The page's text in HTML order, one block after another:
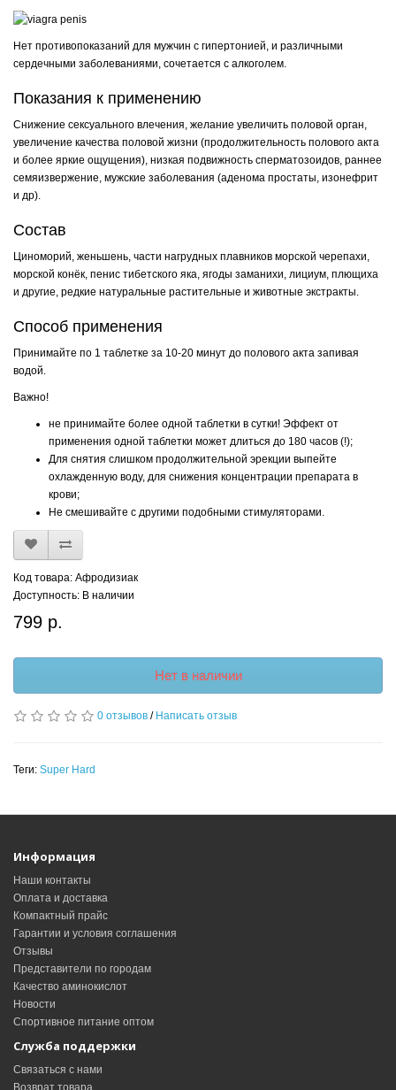
Нет противопоказаний для мужчин с гипертонией, и различными
сердечными заболеваниями, сочетается с алкоголем.
Показания к применению
Снижение сексуального влечения, желание увеличить половой орган,
увеличение качества половой жизни (продолжительность полового акта
и более яркие ощущения), низкая подвижность сперматозоидов, раннее
семяизвержение, мужские заболевания (аденома простаты, изонефрит
и др).
Состав
Циноморий, женьшень, части нагрудных плавников морской черепахи,
морской конёк, пенис тибетского яка, ягоды заманихи, лициум, плющиха
и другие, редкие натуральные растительные и животные экстракты.
Способ применения
Принимайте по 1 таблетке за 10-20 минут до полового акта запивая
водой.
Важно!
не принимайте более одной таблетки в сутки! Эффект от
применения одной таблетки может длиться до 180 часов (!);
Для снятия слишком продолжительной эрекции выпейте
охлажденную воду, для снижения концентрации препарата в
крови;
Не смешивайте с другими подобными стимуляторами.
Код товара: Афродизиак
Доступность: В наличии
799 р.
Нет в наличии
0 отзывов / Написать отзыв
Теги: Super Hard
Информация
Наши контакты
Оплата и доставка
Компактный прайс
Гарантии и условия соглашения
Отзывы
Представители по городам
Качество аминокислот
Новости
Спортивное питание оптом
Служба поддержки
Связаться с нами
Возврат товара